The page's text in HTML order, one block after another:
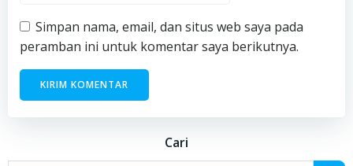
Simpan nama, email, dan situs web saya pada
peramban ini untuk komentar saya berikutnya.
Cari